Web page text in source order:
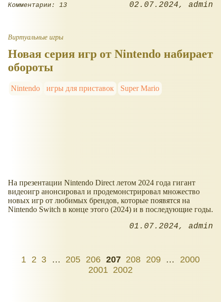
Комментарии: 13 02.07.2024 admin
Виртуальные игры
Новая серия игр от Nintendo набирает
обороты
Nintendo игры для приставок Super Mario
На презентации Nintendo Direct летом 2024 года гигант
видеоигр анонсировал и продемонстрировал множество
новых игр от любимых брендов, которые появятся на
Nintendo Switch в конце этого (2024) и в последующие годы.
01.07.2024 admin
1 2 3 … 205 206 207 208 209 …
2000
2001 2002